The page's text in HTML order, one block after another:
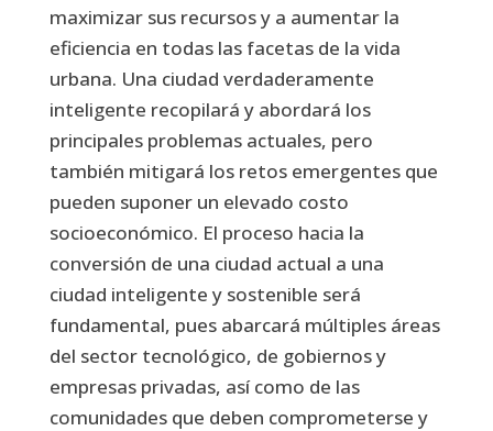
maximizar sus recursos y a aumentar la
eficiencia en todas las facetas de la vida
urbana. Una ciudad verdaderamente
inteligente recopilará y abordará los
principales problemas actuales, pero
también mitigará los retos emergentes que
pueden suponer un elevado costo
socioeconómico. El proceso hacia la
conversión de una ciudad actual a una
ciudad inteligente y sostenible será
fundamental, pues abarcará múltiples áreas
del sector tecnológico, de gobiernos y
empresas privadas, así como de las
comunidades que deben comprometerse y